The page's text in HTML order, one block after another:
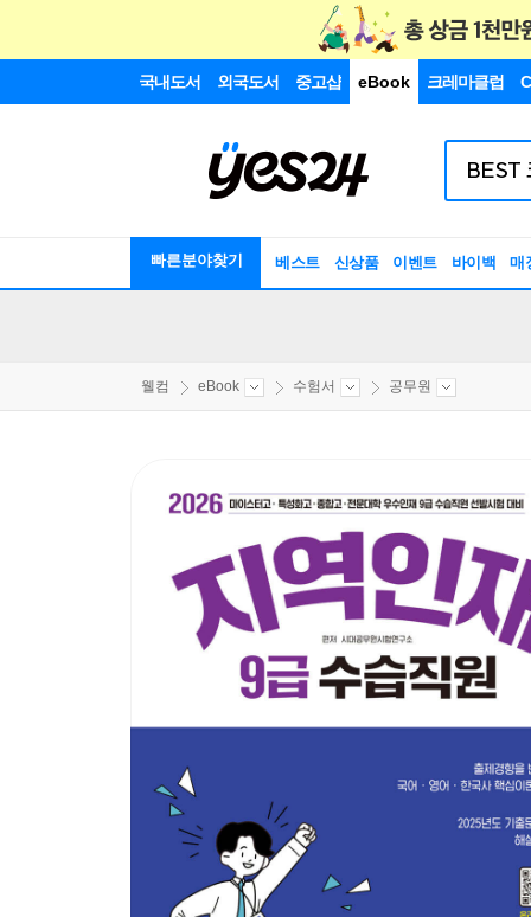
국내도서 외국도서 중고샵 eBook 크레마클럽
빠른분야찾기 베스트 신상품 이벤트 바이백 매
웰컴 eBook 수험서 공무원